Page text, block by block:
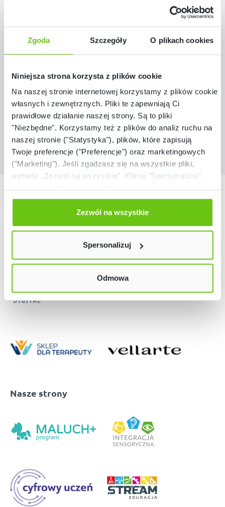
Zgoda Szczegóły O plikach cookies
Niniejsza strona korzysta z plików cookie
Na naszej stronie internetowej korzystamy z plików cookie:
własnych i zewnętrznych. Pliki te zapewniają Ci
prawidłowe działanie naszej strony. Są to pliki
"Niezbędne". Korzystamy też z plików do analiz ruchu na
naszej stronie ("Statystyka"), plików, które zapisują
Twoje preferencje ("Preferencje") oraz marketingowych
("Marketing"). Jeśli zgadzasz się na wszystkie pliki,
wybierz „Zezwól na wszystkie”. Kliknij "Spersonalizuj",
Odmów zgody poprzez przycisk „Odmowa”. Wtedy
użyjemy tylko plików niezbędnych dla naszej strony.
Twój wybór możesz zmienić przez kliknięcie przycisku w
Polityce prywatności
Zezwól na wszystkie
Spersonalizuj
Odmowa
Matematyka bez reszty cz. 1, kl. I
799,00 zł
Nasze marki
Nasze strony